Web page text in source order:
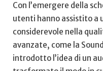
Con l’emergere della
utenti hanno assistito a
considerevole nella
avanzate, come‌ la
introdotto l’idea di un